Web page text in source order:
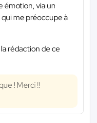
émotion, via un
me préoccupe à
rédaction de ce
! Merci !!